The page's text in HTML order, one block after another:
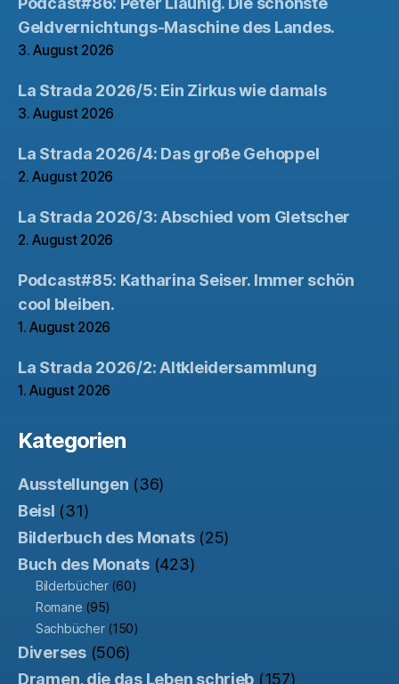
Geldvernichtungs-Maschine des Landes.
3. August 2026
La Strada 2026/5: Ein Zirkus wie damals
3. August 2026
La Strada 2026/4: Das große Gehoppel
2. August 2026
La Strada 2026/3: Abschied vom Gletscher
2. August 2026
Podcast#85: Katharina Seiser. Immer schön
cool bleiben.
1. August 2026
La Strada 2026/2: Altkleidersammlung
1. August 2026
Kategorien
Ausstellungen (36)
Beisl (31)
Bilderbuch des Monats(25)
Buch des Monats(423)
Bilderbücher(60)
Romane (95)
Sachbücher(150)
Diverses(506)
Dramen, die das Leben schrieb (157)